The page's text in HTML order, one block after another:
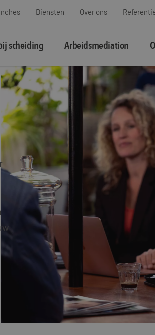
Diensten Over ons
scheiding Arbeidsmediation